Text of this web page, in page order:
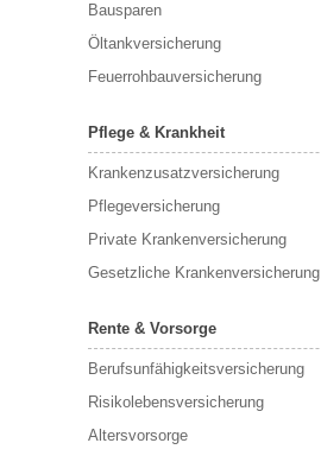
Bausparen
Öltankversicherung
Feuerrohbauversicherung
Pflege & Krankheit
Krankenzusatzversicherung
Pflegeversicherung
Private Krankenversicherung
Gesetzliche Krankenversicherung
Rente & Vorsorge
Berufs­unfähigkeitsversicherung
Risikolebensversicherung
Altersvorsorge